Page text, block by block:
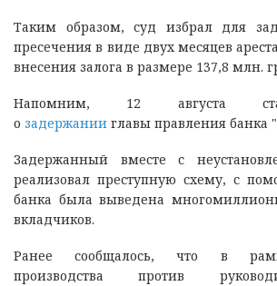
Таким образом, суд избрал для
пресечения в виде двух месяцев
внесения залога в размере 137,8 млн.
Напомним, 12 августа
о задержании главы правления банка
Задержанный вместе с
реализовал преступную схему, с
банка была выведена
вкладчиков.
Ранее сообщалось, что в
производства против